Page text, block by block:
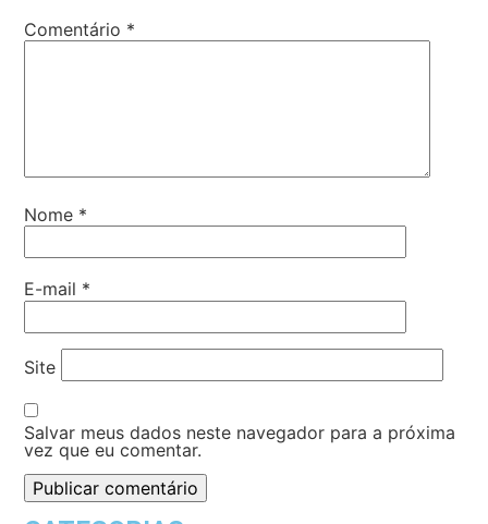
Comentário *
Nome *
E-mail *
Site
Salvar meus dados neste navegador para a próxima
vez que eu comentar.